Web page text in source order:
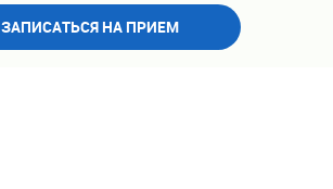
ЗАПИСАТЬСЯ НА ПРИЕМ